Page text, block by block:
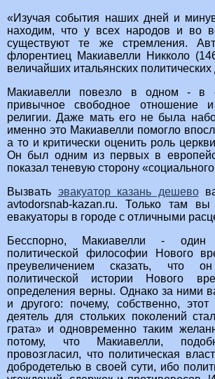
«Изучая события наших дней и
находим, что у всех народов и во
существуют те же стремления.
флорентиец Макиавелли Никколо
величайших итальянских политических
Макиавелли повезло в одном - в
привычное свободное
религии. Даже мать его не была
именно это Макиавелли помогло
а то и критически оценить роль
Он был одним из первых в
показал теневую сторону
Вызвать эвакуатор казань дешево
avtodorsnab-kazan.ru. Только там
евакуаторы в городе с отличными
Бесспорно, Макиавелли - один
политической философии Нового
преувеличением сказать, что
политической истории Нового
определения верны. Однако за ними
и другого: почему, собственно, этот
деятель для стольких поколений
грата» и одновременно таким
потому, что Макиавелли,
провозгласил, что политическая
добродетелью в своей сути, ибо